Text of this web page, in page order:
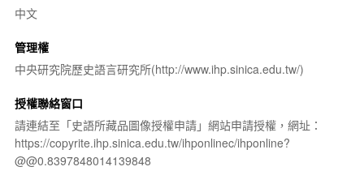
中文
管理權
中央研究院歷史語言研究所(http://www.ihp.sinica.edu.tw/)
授權聯絡窗口
請連結至「史語所藏品圖像授權申請」網站申請授權，網址：
https://copyrite.ihp.sinica.edu.tw/ihponlinec/ihponline?
@@0.8397848014139848